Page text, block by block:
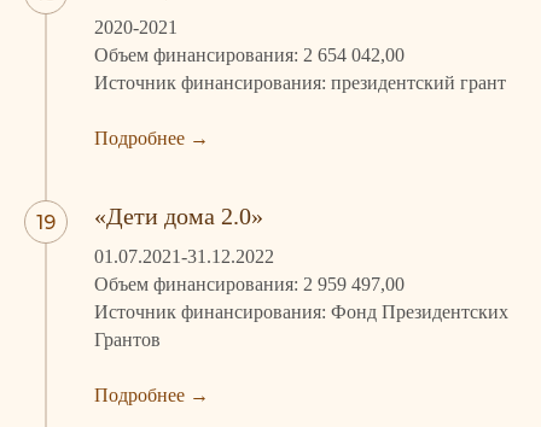
2020-2021
Объем финансирования: 2 654 042,00
Источник финансирования: президентский грант
Подробнее →
«Дети дома 2.0»
01.07.2021-31.12.2022
Объем финансирования: 2 959 497,00
Источник финансирования: Фонд Президентских
Грантов
Подробнее →